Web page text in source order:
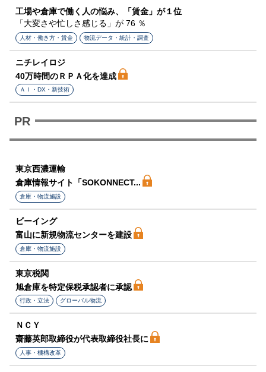
工場や倉庫で働く人の悩み、「賃金」が１位
「大変さや忙しさ感じる」が 76 ％
人材・働き方・賃金 物流データ・統計・調査
ニチレイロジ
40万時間のＲＰＡ化を達成
ＡＩ・DX・新技術
東京西濃運輸
倉庫情報サイト「SOKONNECT...
倉庫・物流施設
ビーイング
富山に新規物流センターを建設
倉庫・物流施設
東京税関
旭倉庫を特定保税承認者に承認
行政・立法 グローバル物流
ＮＣＹ
齋藤英郎取締役が代表取締役社長に
人事・機構改革